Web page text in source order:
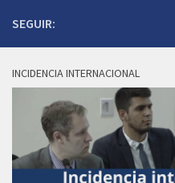
SEGUIR:
INCIDENCIA INTERNACIONAL